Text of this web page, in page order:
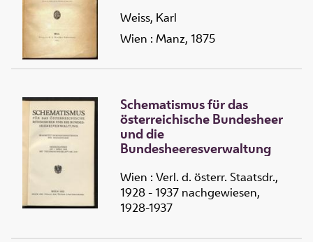
Weiss, Karl
Wien : Manz, 1875
Schematismus für das
österreichische Bundesheer
und die
Bundesheeresverwaltung
Wien : Verl. d. österr. Staatsdr.,
1928 - 1937 nachgewiesen,
1928-1937